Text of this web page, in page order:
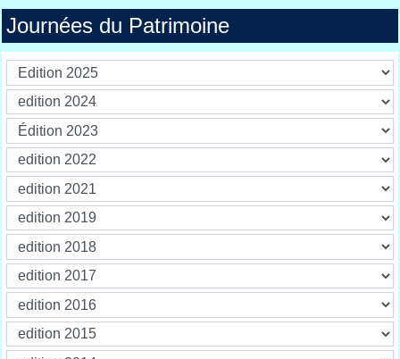
Journées du Patrimoine